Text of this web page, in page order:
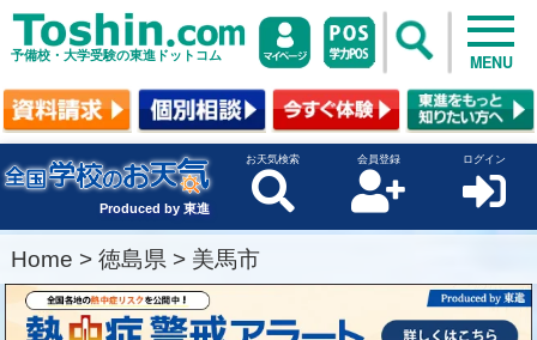
予備校・大学受験の東進ドットコム MENU
Produced by 東進
お天気検索 会員登録 ログイン
Home > 徳島県 > 美馬市